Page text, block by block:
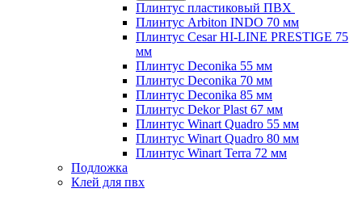
Плинтус пластиковый ПВХ
Плинтус Arbiton INDO 70 мм
Плинтус Cesar HI-LINE PRESTIGE 75
мм
Плинтус Deconika 55 мм
Плинтус Deconika 70 мм
Плинтус Deconika 85 мм
Плинтус Dekor Plast 67 мм
Плинтус Winart Quadro 55 мм
Плинтус Winart Quadro 80 мм
Плинтус Winart Terra 72 мм
Подложка
Клей для пвх